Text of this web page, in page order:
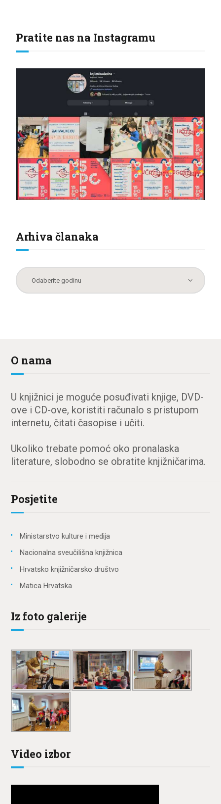
Pratite nas na Instagramu
Arhiva članaka
O nama
U knjižnici je moguće posuđivati knjige, DVD-
ove i CD-ove, koristiti računalo s pristupom
internetu, čitati časopise i učiti.
Ukoliko trebate pomoć oko pronalaska
literature, slobodno se obratite knjižničarima.
Posjetite
Ministarstvo kulture i medija
Nacionalna sveučilišna knjižnica
Hrvatsko knjižničarsko društvo
Matica Hrvatska
Iz foto galerije
Video izbor